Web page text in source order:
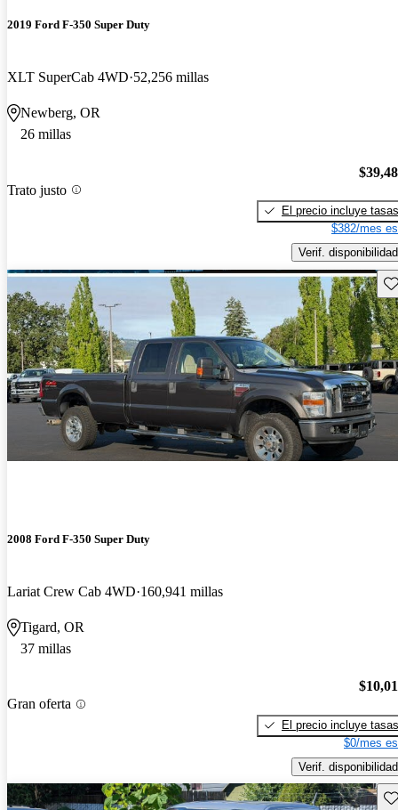
2019 Ford F-350 Super Duty
XLT SuperCab 4WD 52,256 millas
Newberg, OR
26 millas
Trato justo
El precio incluye tasas
$382/mes
Verif. disponibilidad
2008 Ford F-350 Super Duty
Lariat Crew Cab 4WD 160,941 millas
Tigard, OR
37 millas
Gran oferta
El precio incluye tasas
$0/mes
Verif. disponibilidad